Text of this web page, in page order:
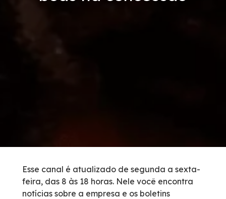
0800 e Callbox
Esse canal é atualizado de segunda a sexta-
feira, das 8 às 18 horas. Nele você encontra
notícias sobre a empresa e os boletins